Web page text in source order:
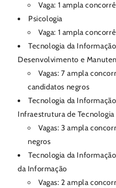
Vaga: 1 ampla
Psicologia
Vaga: 1 ampla
Tecnologia da
Desenvolvimento e
Vagas: 7 ampla
candidatos negros
Tecnologia da
Infraestrutura de
Vagas: 3 ampla
negros
Tecnologia da
da Informação
Vagas: 2 ampla